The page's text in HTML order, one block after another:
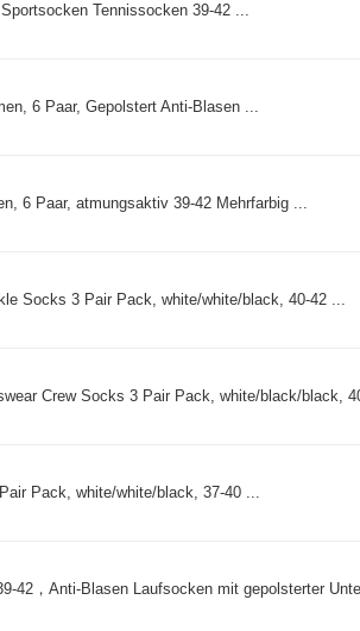
Tennissocken 39-42 ...
6 Paar, Gepolstert Anti-Blasen ...
6 Paar, atmungsaktiv 39-42 Mehrfarbig ...
Socks 3 Pair Pack, white/white/black, 40-42 ...
Crew Socks 3 Pair Pack, white/black/black,
Pack, white/white/black, 37-40 ...
42，Anti-Blasen Laufsocken mit gepolsterter